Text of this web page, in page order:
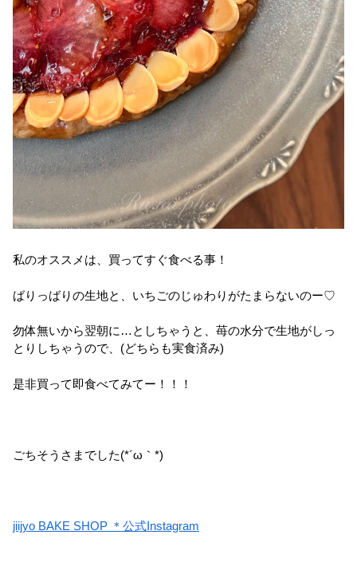
私のオススメは、買ってすぐ食べる事！
ばりっばりの生地と、いちごのじゅわりがたまらないのー♡
勿体無いから翌朝に…としちゃうと、苺の水分で生地がしっ
とりしちゃうので、(どちらも実食済み)
是非買って即食べてみてー！！！
ごちそうさまでした(*´ω｀*)
jiijyo BAKE SHOP ＊公式Instagram